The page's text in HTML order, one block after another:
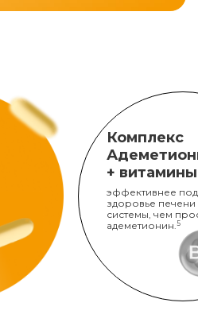
Комплекс
+
эффективнее
здоровье печени
системы, чем
адеметионин. 5